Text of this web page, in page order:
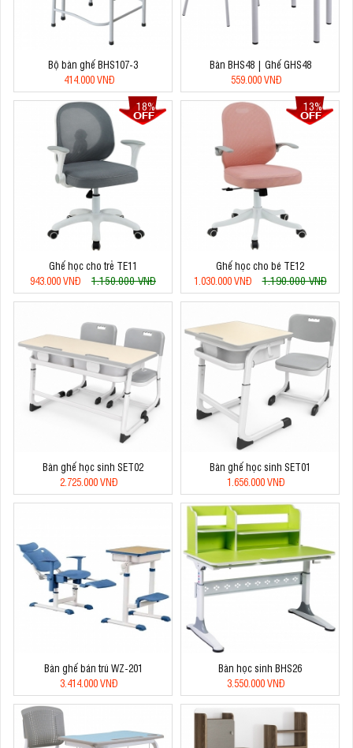
Bộ bàn ghế BHS107-3
414.000 VNĐ
Bàn BHS48 | Ghế GHS48
559.000 VNĐ
18%
Ghế học cho trẻ TE11
943.000 VNĐ
1.150.000 VNĐ
13%
Ghế học cho bé TE12
1.030.000 VNĐ
1.190.000 VNĐ
Bàn ghế học sinh SET02
2.725.000 VNĐ
Bàn ghế học sinh SET01
1.656.000 VNĐ
Bàn ghế bán trú WZ-201
3.414.000 VNĐ
Bàn học sinh BHS26
3.550.000 VNĐ